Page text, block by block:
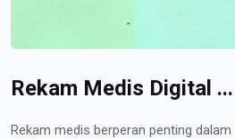
Rekam Medis Digital ...
Rekam medis berperan penting